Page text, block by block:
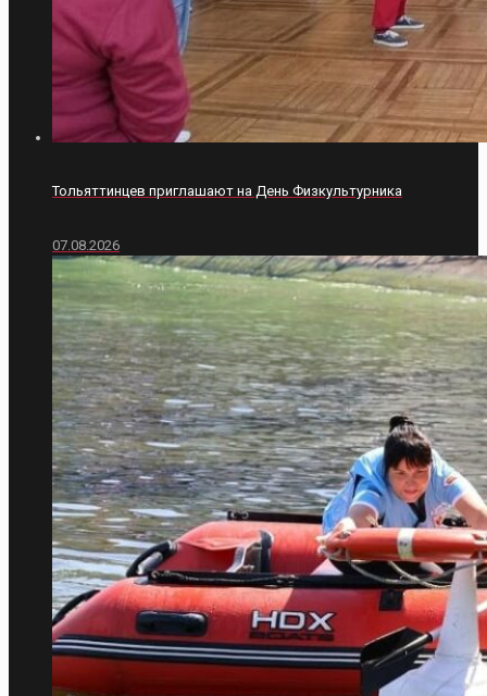
Тольяттинцев приглашают на День Физкультурника
07.08.2026